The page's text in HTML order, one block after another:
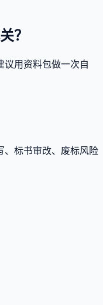
？
议用资料包做一次自
、标书审改、废标风险